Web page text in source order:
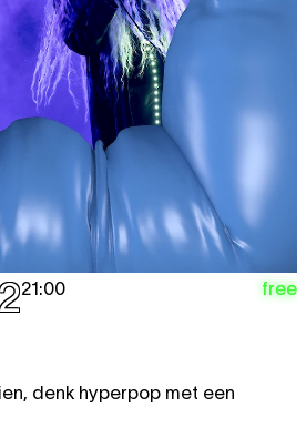
21:00 free
denk hyperpop met een